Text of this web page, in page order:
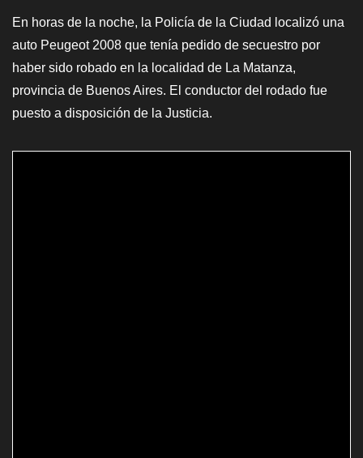
En horas de la noche, la Policía de la Ciudad localizó una
auto Peugeot 2008 que tenía pedido de secuestro por
haber sido robado en la localidad de La Matanza,
provincia de Buenos Aires. El conductor del rodado fue
puesto a disposición de la Justicia.